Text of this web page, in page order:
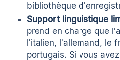
bibliothèque
Support linguistique
prend en charge que
l'italien, l'allemand, le
portugais. Si vous